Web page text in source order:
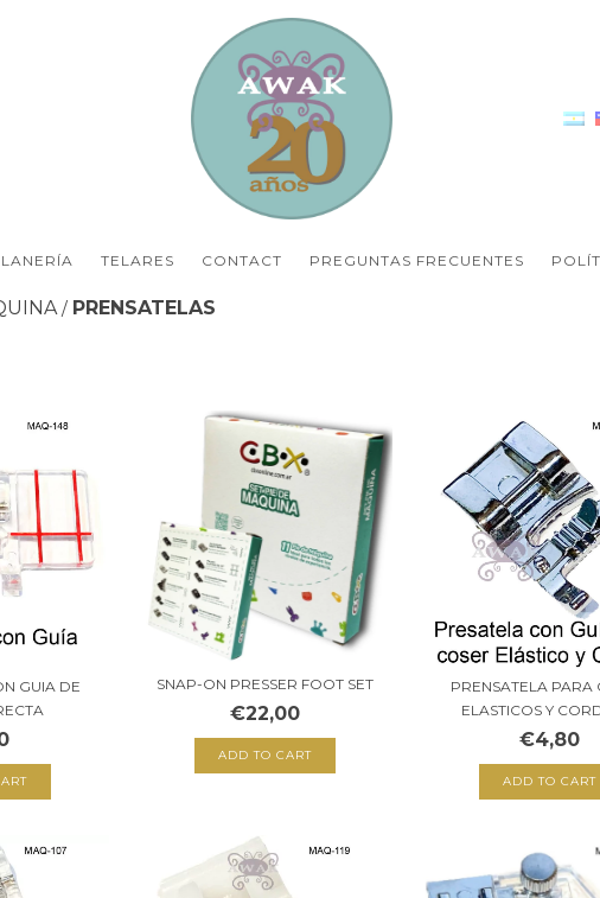
LANERÍA TELARES CONTACT PREGUNTAS FRECUENTES
/ PRENSATELAS
GUIA DE
SNAP-ON PRESSER FOOT SET
€22,00
PRENSATELA PARA
ELASTICOS Y
€4,80